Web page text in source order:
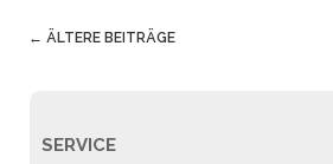
Post
← ÄLTERE BEITRÄGE
SERVICE